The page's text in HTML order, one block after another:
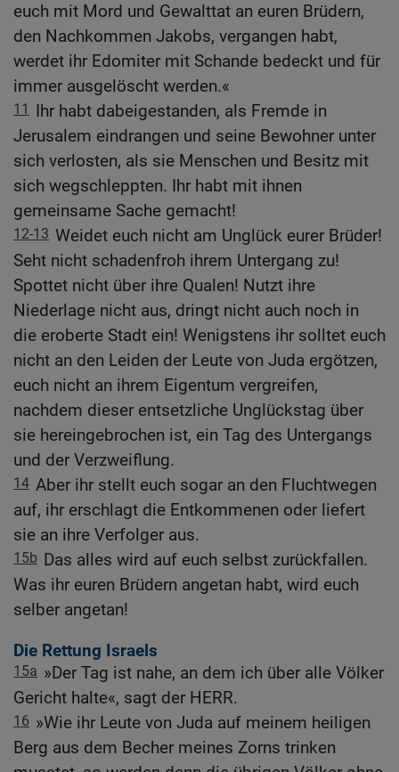
euch mit Mord und Gewalttat an euren Brüdern,
den Nachkommen Jakobs, vergangen habt,
werdet ihr Edomiter mit Schande bedeckt und für
immer ausgelöscht werden.«
11
Ihr habt dabeigestanden, als Fremde in
Jerusalem eindrangen und seine Bewohner unter
sich verlosten, als sie Menschen und Besitz mit
sich wegschleppten. Ihr habt mit ihnen
gemeinsame Sache gemacht!
12-13 Weidet euch nicht am Unglück eurer Brüder!
Seht nicht schadenfroh ihrem Untergang zu!
Spottet nicht über ihre Qualen! Nutzt ihre
Niederlage nicht aus, dringt nicht auch noch in
die eroberte Stadt ein! Wenigstens ihr solltet euch
nicht an den Leiden der Leute von Juda ergötzen,
euch nicht an ihrem Eigentum vergreifen,
nachdem dieser entsetzliche Unglückstag über
sie hereingebrochen ist, ein Tag des Untergangs
und der Verzweiflung.
14 Aber ihr stellt euch sogar an den Fluchtwegen
auf, ihr erschlagt die Entkommenen oder liefert
sie an ihre Verfolger aus.
15b Das alles wird auf euch selbst zurückfallen.
Was ihr euren Brüdern angetan habt, wird euch
selber angetan!
Die Rettung Israels
15a »Der Tag ist nahe, an dem ich über alle Völker
Gericht halte«, sagt der HERR.
16 »Wie ihr Leute von Juda auf meinem heiligen
Berg aus dem Becher meines Zorns trinken